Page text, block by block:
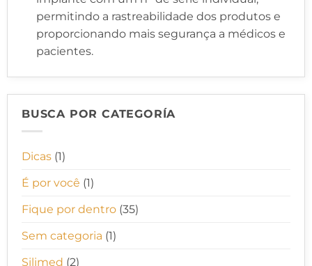
permitindo a rastreabilidade dos produtos e
proporcionando mais segurança a médicos e
pacientes.
BUSCA POR CATEGORÍA
Dicas (1)
É por você (1)
Fique por dentro (35)
Sem categoria (1)
Silimed (2)